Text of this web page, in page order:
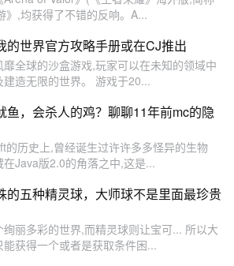
》,均获得了不错的反响。A...
的世界官方攻略手册或在CJ推出
靡全球的沙盒游戏,玩家可以在未知的领域中
造无限的世界。 游戏于20...
鱼，会杀人的鸡？聊聊11年前mc的隐
的历史上,曾经诞生过许许多多怪异的生物
Java版2.0的角落之中,这是...
的五种精灵球，大师球不是里面最珍贵
丽多彩的世界,而精灵球则让宝可... 所以大
获得一个或者是获取条件困...